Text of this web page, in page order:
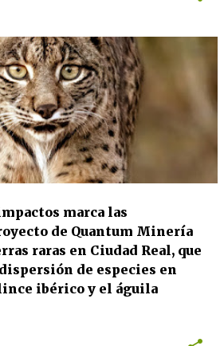
marca las
de Quantum Minería
raras en Ciudad Real, que
de especies en
ibérico y el águila